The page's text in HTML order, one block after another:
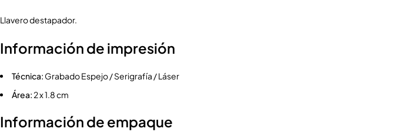
Llavero destapador.
Información de impresión
Técnica: Grabado Espejo / Serigrafía / Láser
Área: 2 x 1.8 cm
Información de empaque